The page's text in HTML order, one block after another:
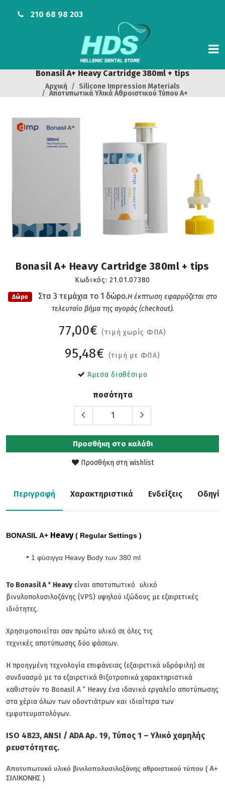
210 68 98 203
Bonasil A+ Heavy Cartridge 380ml + tips
Αρχική
Silicone Impression Materials
Αποτυπωτικά Υλικά Αθροιστικού Τύπου A+
Bonasil A+ Heavy Cartridge 380ml + tips
Κωδικός:21.01.07380
Δώρο Στα 3 τεμάχια το 1 δώρο.H έκπτωση εφαρμόζεται στο
τελευταίο βήμα της αγοράς (checkout).
77,00€(τιμή χωρίς ΦΠΑ)
95,48€ (τιμή με ΦΠΑ)
Άμεσα διαθέσιμο
ποσότητα
Προσθήκη στο καλάθι
Προσθήκη στη wishlist
Περιγραφή Χαρακτηριστικά Ενδείξεις
BONASIL A+ Heavy( Regular Settings )
1 φύσιγγα Heavy Body των 380 ml
Το Bonasil A + Heavyείναι αποτυπωτικό υλικό
βινυλοπολυσιλοξάνης (VPS) υψηλού ιξώδους με εξαιρετικές
ιδιότητες.
Χρησιμοποιείται σαν πρώτο υλικό σε όλες τις
τεχνικές αποτύπωσης δύο φάσεων.
Η προηγμένη τεχνολογία επιφάνειας (εξαιρετικά υδρόφιλη) σε
συνδυασμό με τα εξαιρετικά θιξοτροπικά χαρακτηριστικά
καθιστούν το Bonasil A + Heavy ένα ιδανικό εργαλείο αποτύπωσης
στα χέρια όλων των οδοντιάτρων και ιδιαίτερα των
εμφυτευματολόγων.
ISO 4823, ANSI / ADA Αρ. 19, Τύπος 1 – Υλικό χαμηλής
ρευστότητας.
Αποτυπωτυκό υλικό βινιλοπολυσιλοξάνης αθροιστικού τύπου ( Α+
ΣΙΛΙΚΟΝΗΣ )